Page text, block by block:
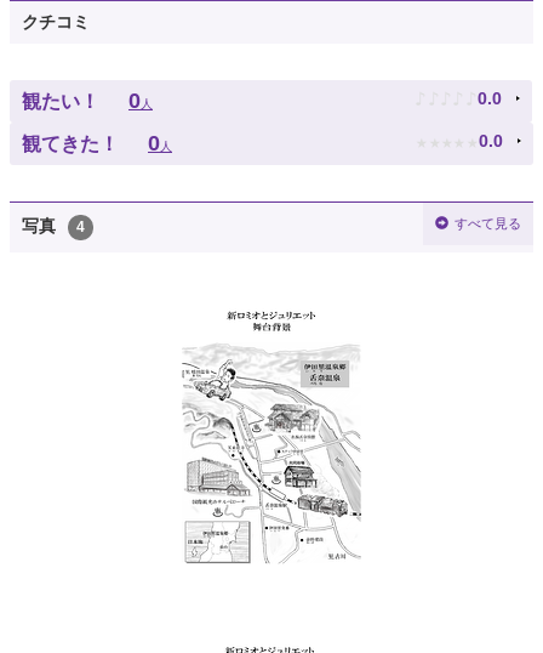
クチコミ
観たい！ 0人 ♪ ♪ ♪ ♪ ♪ 0.0
観てきた！ 0人 ★ ★ ★ ★ ★ 0.0
写真 4 すべて見る